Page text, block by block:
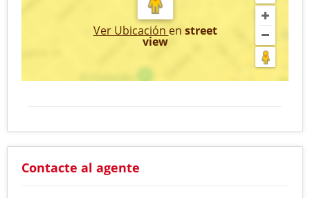
Ver Ubicación en street
view
Contacte al agente